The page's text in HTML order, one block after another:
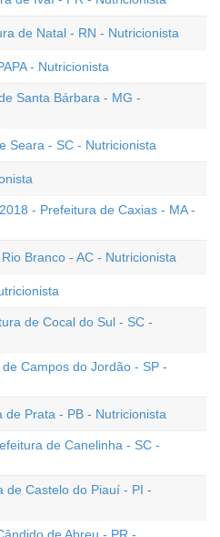
de Natal - RN - Nutricionista
- Nutricionista
Santa Bárbara - MG -
Seara - SC - Nutricionista
- Prefeitura de Caxias - MA -
Branco - AC - Nutricionista
de Cocal do Sul - SC -
Campos do Jordão - SP -
de Prata - PB - Nutricionista
de Canelinha - SC -
de Castelo do Piauí - PI -